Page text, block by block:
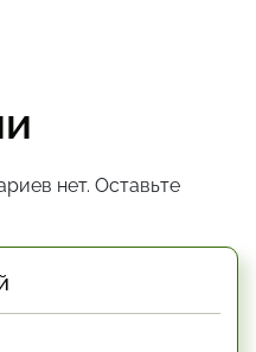
нет. Оставьте